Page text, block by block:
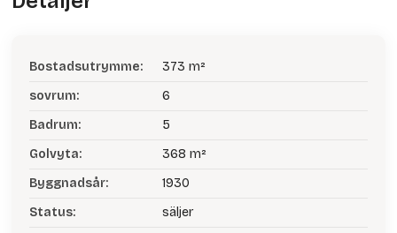
Bostadsutrymme:
373 m²
sovrum:
6
Badrum:
5
Golvyta:
368 m²
Byggnadsår:
1930
Status:
säljer